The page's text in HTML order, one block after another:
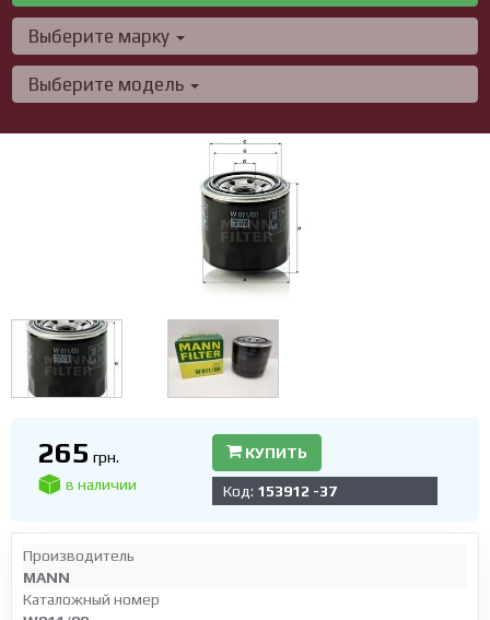
Выберите марку
Выберите модель
265 грн.
в наличии
КУПИТЬ
Код: 153912 -37
Производитель
MANN
Каталожный номер